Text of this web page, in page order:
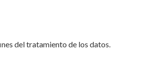
del tratamiento de los datos.